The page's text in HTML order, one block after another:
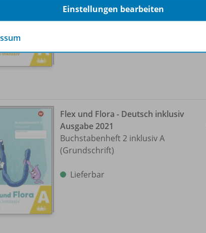
Flex und Flora - Deutsch inklusiv
Ausgabe 2021
Buchstabenheft 2 inklusiv A
(Grundschrift)
Lieferbar
Einstellungen bearbeiten